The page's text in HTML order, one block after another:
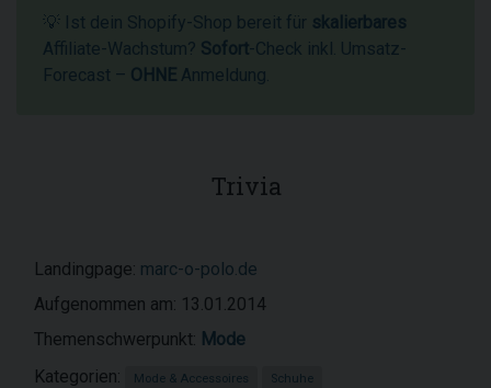
💡 Ist dein Shopify-Shop bereit für skalierbares
Affiliate-Wachstum? Sofort-Check inkl. Umsatz-
Forecast – OHNE Anmeldung.
Trivia
Landingpage: marc-o-polo.de
Aufgenommen am: 13.01.2014
Themenschwerpunkt: Mode
Kategorien:
Mode & Accessoires Schuhe